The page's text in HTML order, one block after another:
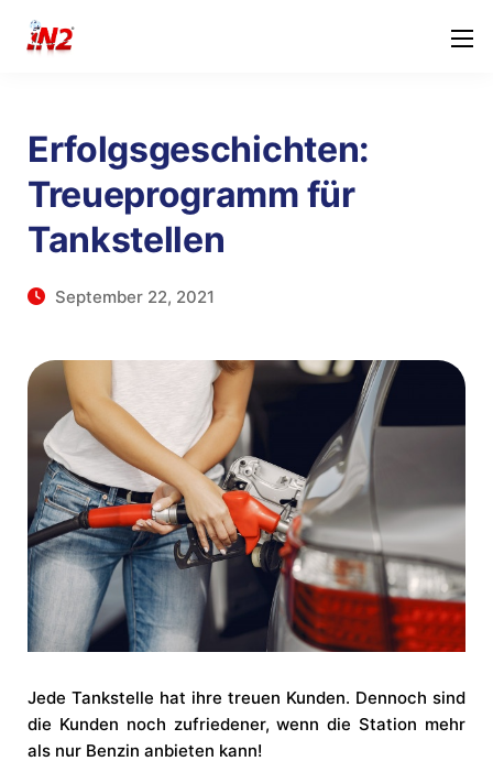
Erfolgsgeschichten:
Treueprogramm für
Tankstellen
September 22, 2021
Jede Tankstelle hat ihre treuen Kunden. Dennoch sind
die Kunden noch zufriedener, wenn die Station mehr
als nur Benzin anbieten kann!